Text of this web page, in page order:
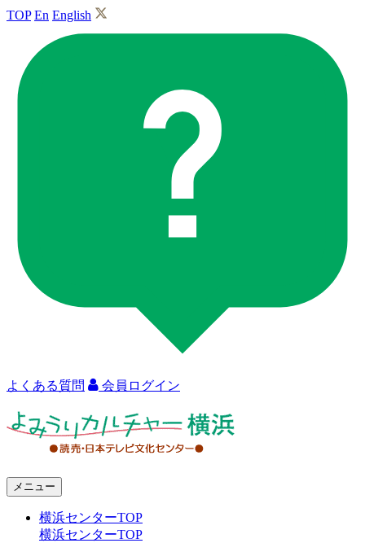
TOP En English
よくある質問 会員ログイン
メニュー
横浜センターTOP
横浜センターTOP